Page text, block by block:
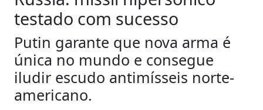
testado com sucesso
Putin garante que nova arma é
única no mundo e consegue
iludir escudo antimísseis norte-
americano.